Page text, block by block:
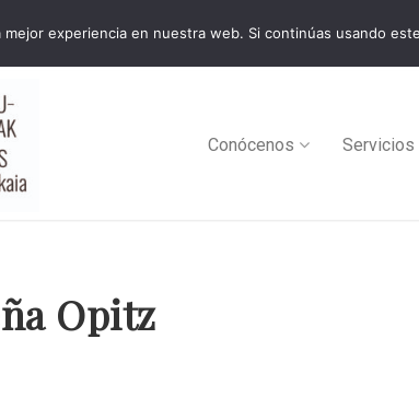
688.889.170
Conócenos Servicios
Opitz
experiencia en nuestra web. Si continúas usando